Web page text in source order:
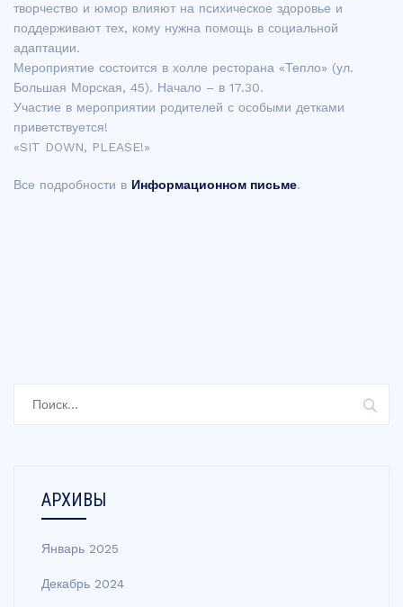
творчество и юмор влияют на психическое здоровье и
поддерживают тех, кому нужна помощь в социальной
адаптации.
Мероприятие состоится в холле ресторана «Тепло» (ул.
Большая Морская, 45). Начало – в 17.30.
Участие в мероприятии родителей с особыми детками
приветствуется!
«SIT DOWN, PLEASE!»
Все подробности в Информационном письме.
АРХИВЫ
Январь 2025
Декабрь 2024